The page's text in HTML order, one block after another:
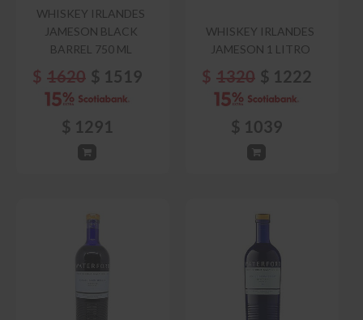
WHISKEY IRLANDES
JAMESON BLACK
BARREL 750 ML
$ 1620 $ 1519
$ 1291
WHISKEY IRLANDES
JAMESON 1 LITRO
$ 1320 $ 1222
$ 1039